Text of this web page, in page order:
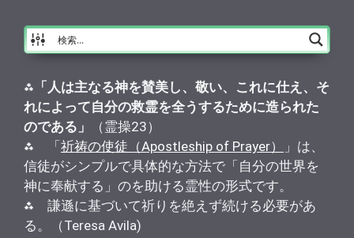
⁂ 「人は主なる神を賛美し、敬い、これに仕え、そ
れによって自分の救霊を全うするために造られた
のである」
（霊操23）
⁂ 「祈祷の使徒（Apostleship of Prayer）
」は、
信徒がシンプルで具体的な方法で「自分の世界を
神に奉献する」のを助ける霊性の形式です。
⁂ 謙遜に基づいて祈りを絶えず続ける必要があ
る。（Teresa Avila)